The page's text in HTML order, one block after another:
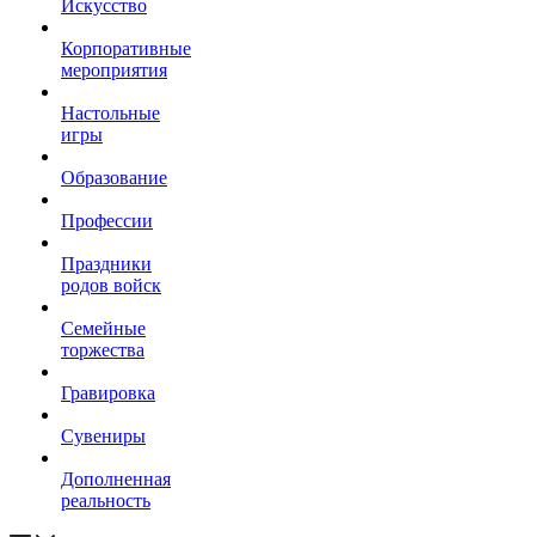
Искусство
Корпоративные
мероприятия
Настольные
игры
Образование
Профессии
Праздники
родов войск
Семейные
торжества
Гравировка
Сувениры
Дополненная
реальность